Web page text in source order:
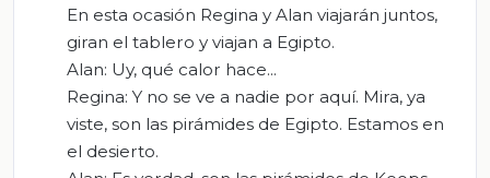
En esta ocasión Regina y Alan viajarán juntos,
giran el tablero y viajan a Egipto.
Alan: Uy, qué calor hace...
Regina: Y no se ve a nadie por aquí. Mira, ya
viste, son las pirámides de Egipto. Estamos en
el desierto.